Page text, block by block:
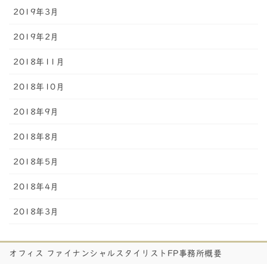
2019年3月
2019年2月
2018年11月
2018年10月
2018年9月
2018年8月
2018年5月
2018年4月
2018年3月
オフィス ファイナンシャルスタイリストFP事務所概要